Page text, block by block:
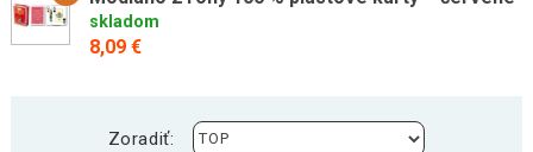
skladom
8,09 €
Zoradiť: